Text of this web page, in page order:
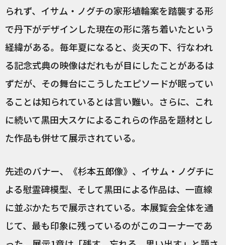
られず、イサム・ノグチの家形埴輪案を踏襲する形
で丹下がデザインした現在の形に落ち着いたという
経緯がある。毎年夏になると、炎天の下、行なわれ
る記念式典の映像はだれもが目にしたことがあるは
ずだが、その舞台にこうしたエピソードが眠ってい
ることは知られているとは言い難い。さらに、これ
に続いて黒田大スケによるこれらの作品を題材とし
た作品も併せて展示されている。
先述のバナー、《杉本五郎像》、イサム・ノグチに
よる慰霊碑模型、そして黒田による作品は、一直線
に並ぶかたちで展示されている。本展覧会全体を通
じて、最も印象に残っているのがこのコーナーであ